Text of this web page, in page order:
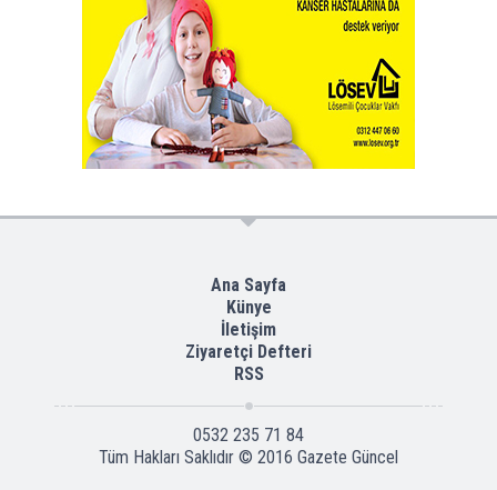
Ana Sayfa
Künye
İletişim
Ziyaretçi Defteri
RSS
0532 235 71 84
Tüm Hakları Saklıdır © 2016 Gazete Güncel